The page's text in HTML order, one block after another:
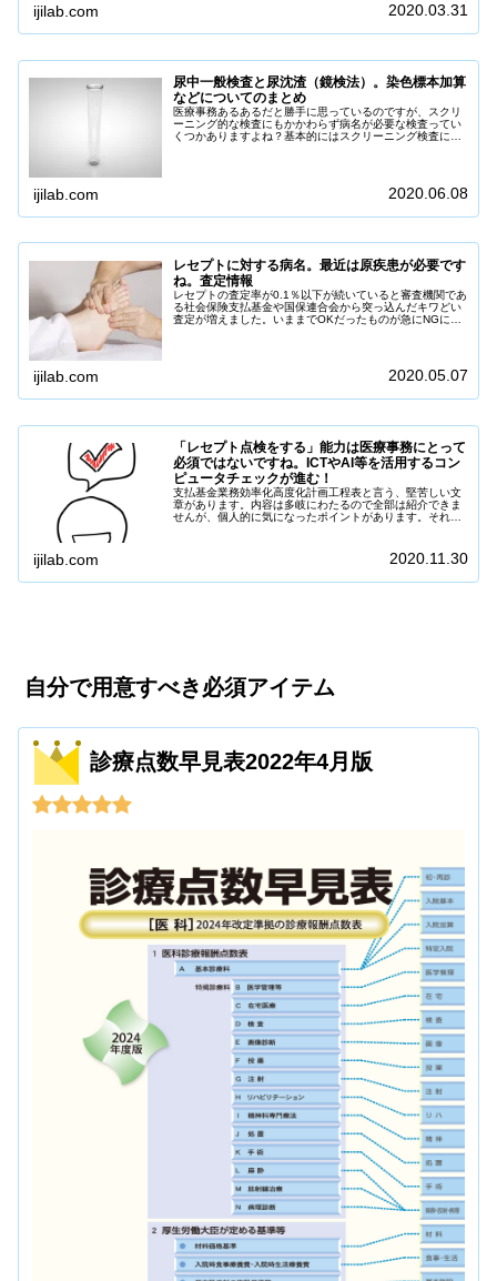
ijilab.com 2020.03.31
尿中一般検査と尿沈渣（鏡検法）。染色標本加算
などについてのまとめ
医療事務あるあるだと勝手に思っているのですが、スクリ
ーニング的な検査にもかかわらず病名が必要な検査ってい
くつかありますよね？基本的にはスクリーニング検査につ
ijilab.com 2020.06.08
レセプトに対する病名。最近は原疾患が必要です
ね。査定情報
レセプトの査定率が0.1％以下が続いていると審査機関であ
る社会保険支払基金や国保連合会から突っ込んだキワどい
査定が増えました。いままでOKだったものが急にNGにな
ijilab.com 2020.05.07
「レセプト点検をする」能力は医療事務にとって
必須ではないですね。ICTやAI等を活用するコン
ピュータチェックが進む！
支払基金業務効率化高度化計画工程表と言う、堅苦しい文
章があります。内容は多岐にわたるので全部は紹介できま
せんが、個人的に気になったポイントがあります。それは
プト点検をする」と言う能力は必須ではない...
ijilab.com 2020.11.30
自分で用意すべき必須アイテム
診療点数早見表2022年4月版